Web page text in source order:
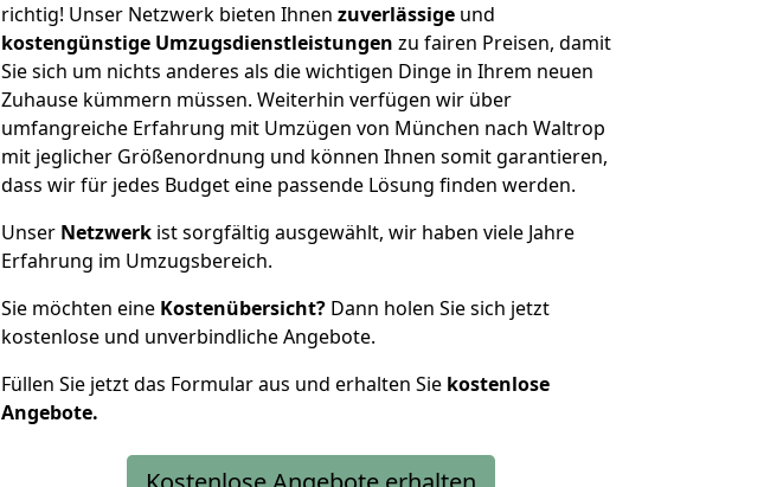
richtig! Unser Netzwerk bieten Ihnen zuverlässige und
kostengünstige Umzugsdienstleistungen zu fairen Preisen, damit
Sie sich um nichts anderes als die wichtigen Dinge in Ihrem neuen
Zuhause kümmern müssen. Weiterhin verfügen wir über
umfangreiche Erfahrung mit Umzügen von München nach Waltrop
mit jeglicher Größenordnung und können Ihnen somit garantieren,
dass wir für jedes Budget eine passende Lösung finden werden.
Unser Netzwerk ist sorgfältig ausgewählt, wir haben viele Jahre
Erfahrung im Umzugsbereich.
Sie möchten eine Kostenübersicht? Dann holen Sie sich jetzt
kostenlose und unverbindliche Angebote.
Füllen Sie jetzt das Formular aus und erhalten Sie kostenlose
Angebote.